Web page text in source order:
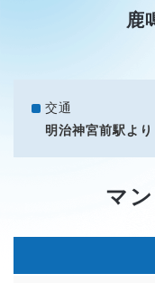
鹿
交通
明治神宮前駅よ
マ